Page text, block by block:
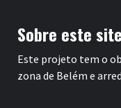
Sobre este site
Este projeto tem o
zona de Belém e